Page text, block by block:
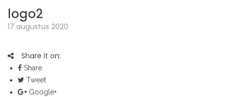
logo2
17 augustus 2020
Share it on:
Share
Tweet
Google+